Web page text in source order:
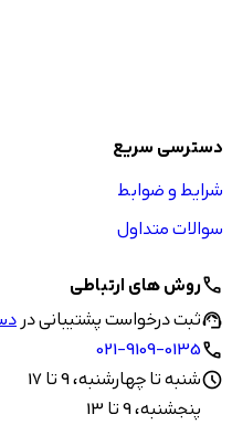
دسترسی سریع
شرایط و ضوابط
سوالات متداول
callروش های ارتباطی
support_agentثبت درخواست پشتیبانی در
call
021-9109-0135
scheduleشنبه تا چهارشنبه، 9 تا 17
پنجشنبه، 9 تا 13